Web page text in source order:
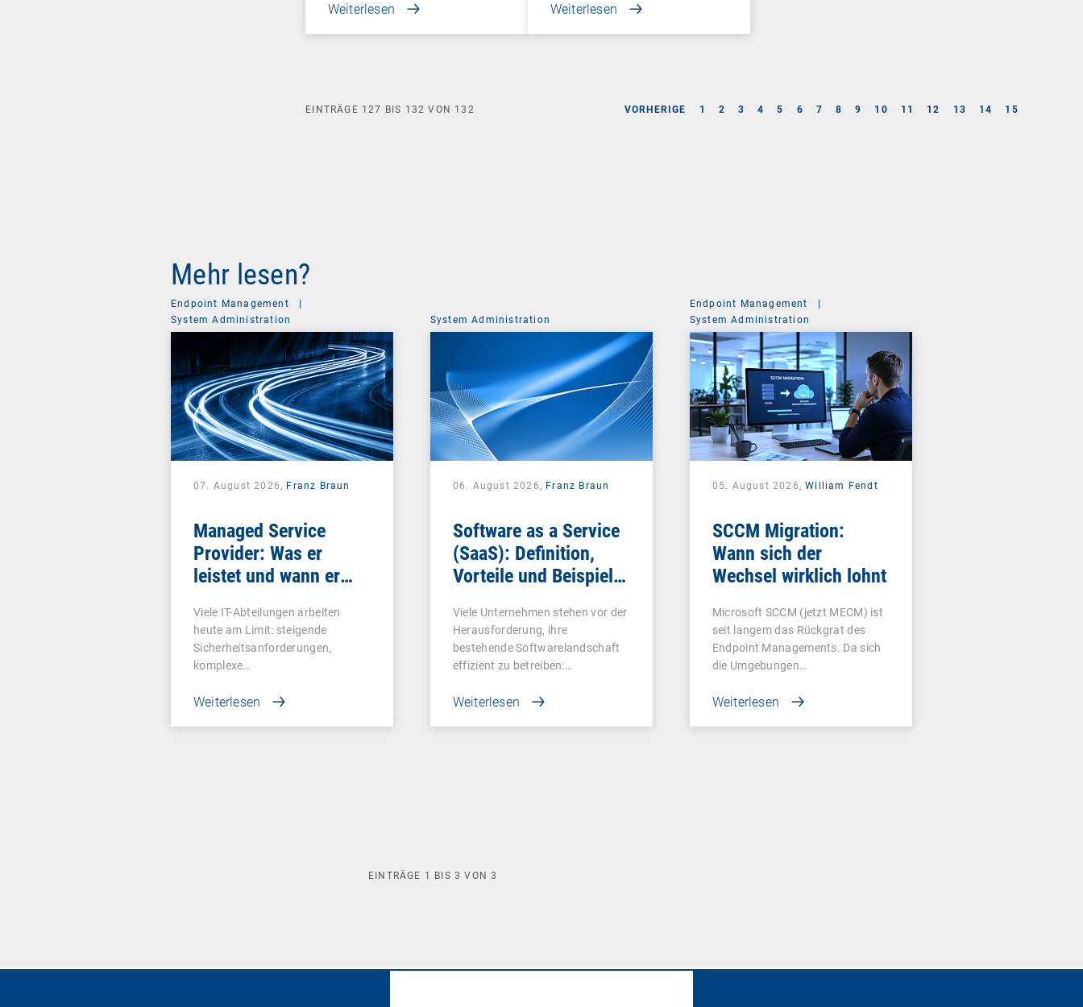
Weiterlesen Weiterlesen
VORHERIGE 1 2 3 4 5 6 7 8 9 10 11 12 13 14 15
EINTRÄGE 127 BIS 132 VON 132
Mehr lesen?
Endpoint Management
|
System Administration
07. August 2026, Franz Braun
Managed Service
Provider: Was er
leistet und wann er
Viele IT-Abteilungen arbeiten
heute am Limit: steigende
Sicherheitsanforderungen,
komplexe…
Weiterlesen
System Administration
06. August 2026, Franz Braun
Software as a Service
(SaaS): Definition,
Vorteile und Beispiele
Viele Unternehmen stehen vor der
Herausforderung, ihre
bestehende Softwarelandschaft
effizient zu betreiben:…
Weiterlesen
Endpoint Management
|
System Administration
05. August 2026,William Fendt
SCCM Migration:
Wann sich der
Wechsel wirklich lohnt
Microsoft SCCM (jetzt MECM) ist
seit langem das Rückgrat des
Endpoint Managements. Da sich
die Umgebungen…
Weiterlesen
EINTRÄGE 1 BIS3 VON3